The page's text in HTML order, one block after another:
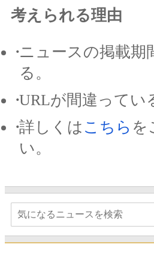
考えられる理由
ニュースの掲載期
る。
URLが間違ってい
詳しくは こちら を
い。